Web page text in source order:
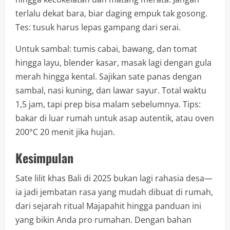
terlalu dekat bara, biar daging empuk tak gosong.
Tes: tusuk harus lepas gampang dari serai.
Untuk sambal: tumis cabai, bawang, dan tomat
hingga layu, blender kasar, masak lagi dengan gula
merah hingga kental. Sajikan sate panas dengan
sambal, nasi kuning, dan lawar sayur. Total waktu
1,5 jam, tapi prep bisa malam sebelumnya. Tips:
bakar di luar rumah untuk asap autentik, atau oven
200°C 20 menit jika hujan.
Kesimpulan
Sate lilit khas Bali di 2025 bukan lagi rahasia desa—
ia jadi jembatan rasa yang mudah dibuat di rumah,
dari sejarah ritual Majapahit hingga panduan ini
yang bikin Anda pro rumahan. Dengan bahan